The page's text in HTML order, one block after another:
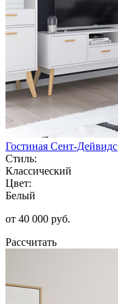
Гостиная Сент-Дейвидс
Стиль:
Классический
Цвет:
Белый
от 40 000 руб.
Рассчитать